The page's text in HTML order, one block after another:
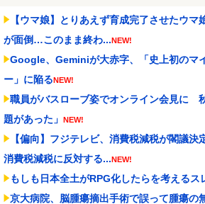
【ウマ娘】とりあえず育成完了させたウマ
が面倒…このまま終わ...NEW!
Google、Geminiが大赤字、「史上初のマ
ー」に陥るNEW!
職員がバスローブ姿でオンライン会見に
題があった」 NEW!
【偏向】フジテレビ、消費税減税が閣議決
消費税減税に反対する...NEW!
もしも日本全土がRPG化したらを考えるス
京大病院、脳腫瘍摘出手術で誤って腫瘍